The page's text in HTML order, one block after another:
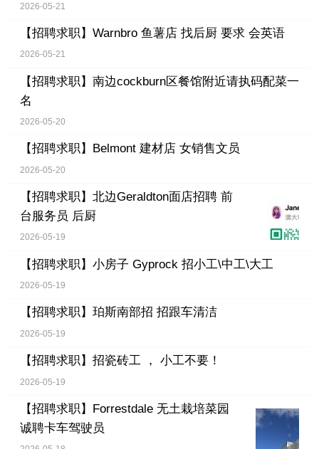
2026-05-21
【招聘求职】 Warnbro 鱼薯店 找后厨 要求 会英语
2026-05-21
【招聘求职】 南边cockburn区餐馆附近请执码配菜一
名
2026-05-20
【招聘求职】 Belmont 建材店 女销售文员
2026-05-20
【招聘求职】 北边Geraldton面店招聘 前
台服务员 后厨
2026-05-19
【招聘求职】 小房子 Gyprock 招小工\中工\大工
2026-05-19
【招聘求职】 珀斯南部招 招跟车清洁
2026-05-19
【招聘求职】 招瓷砖工 ， 小工不要！
2026-05-19
【招聘求职】 Forrestdale 无土栽培菜园
诚聘卡车驾驶员